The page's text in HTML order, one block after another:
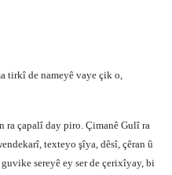
tirkî de nameyê vaye çik o,
ra çapalî day piro. Çimanê Gulî ra
texteyo şîya, dêsî, çêran û
sereyê ey ser de çerixîyay, bi